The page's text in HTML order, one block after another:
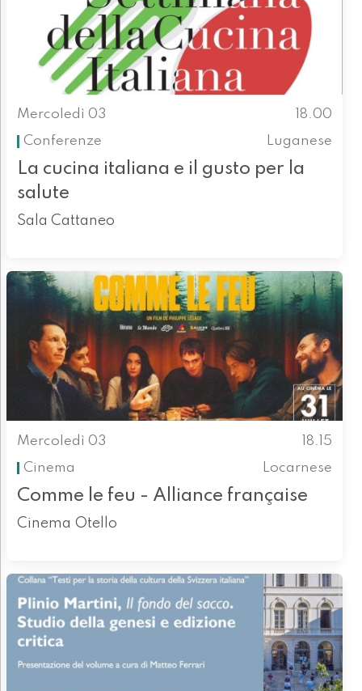
Mercoledì 03
18.00
Conferenze
Luganese
La cucina italiana e il gusto per la
salute
Sala Cattaneo
Mercoledì 03
18.15
Cinema
Locarnese
Comme le feu - Alliance française
Cinema Otello